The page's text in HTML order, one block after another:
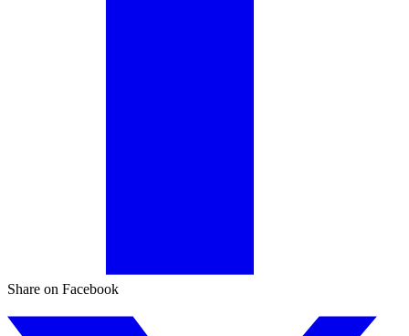
Share on Facebook